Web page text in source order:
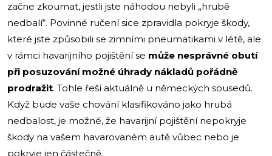
začne zkoumat, jestli jste náhodou nebyli „hrubě
nedbalí“. Povinné ručení sice zpravidla pokryje škody,
které jste způsobili se zimními pneumatikami v létě, ale
v rámci havarijního pojištění se může nesprávné obutí
při posuzování možné úhrady nákladů pořádně
prodražit. Tohle řeší aktuálně u německých sousedů.
Když bude vaše chování klasifikováno jako hrubá
nedbalost, je možné, že havarijní pojištění nepokryje
škody na vašem havarovaném autě vůbec nebo je
pokryje jen částečně.